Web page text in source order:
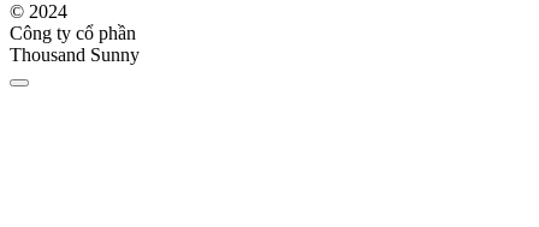
© 2024
Công ty cổ phần
Thousand Sunny